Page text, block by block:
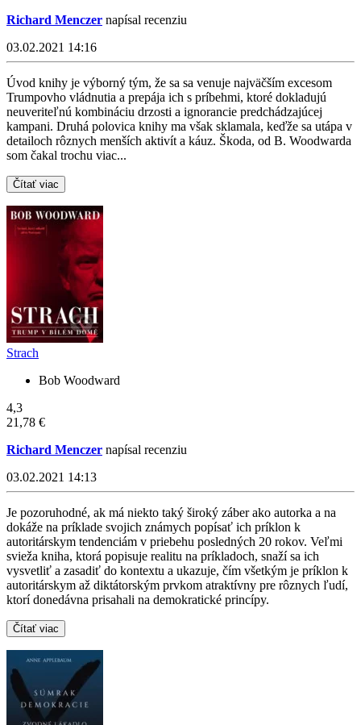
Richard Menczer napísal recenziu
03.02.2021 14:16
Úvod knihy je výborný tým, že sa sa venuje najväčším excesom
Trumpovho vládnutia a prepája ich s príbehmi, ktoré dokladujú
neuveriteľnú kombináciu drzosti a ignorancie predchádzajúcej
kampani. Druhá polovica knihy ma však sklamala, keďže sa utápa v
detailoch rôznych menších aktivít a káuz. Škoda, od B. Woodwarda
som čakal trochu viac...
Čítať viac
Strach
Bob Woodward
4,3
21,78 €
Richard Menczer napísal recenziu
03.02.2021 14:13
Je pozoruhodné, ak má niekto taký široký záber ako autorka a na
dokáže na príklade svojich známych popísať ich príklon k
autoritárskym tendenciám v priebehu posledných 20 rokov. Veľmi
svieža kniha, ktorá popisuje realitu na príkladoch, snaží sa ich
vysvetliť a zasadiť do kontextu a ukazuje, čím všetkým je príklon k
autoritárskym až diktátorským prvkom atraktívny pre rôznych ľudí,
ktorí donedávna prisahali na demokratické princípy.
Čítať viac